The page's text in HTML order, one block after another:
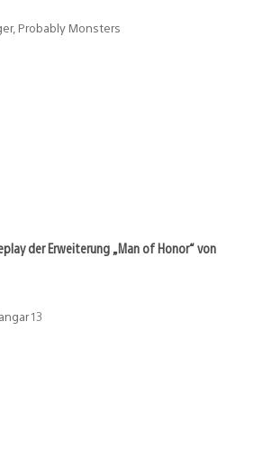
Probably Monsters
der Erweiterung „Man of Honor“ von
13